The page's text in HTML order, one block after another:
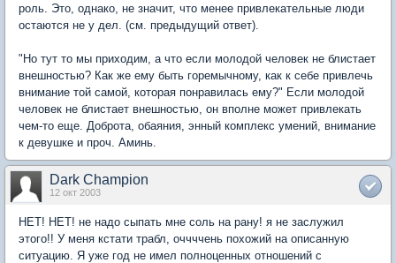
роль. Это, однако, не значит, что менее привлекательные люди
остаются не у дел. (см. предыдущий ответ).
"Но тут то мы приходим, а что если молодой человек не блистает
внешностью? Как же ему быть горемычному, как к себе привлечь
внимание той самой, которая понравилась ему?" Если молодой
человек не блистает внешностью, он вполне может привлекать
чем-то еще. Доброта, обаяния, энный комплекс умений, внимание
к девушке и проч. Аминь.
Dark Champion
12 окт 2003
НЕТ! НЕТ! не надо сыпать мне соль на рану! я не заслужил
этого!! У меня кстати трабл, оччччень похожий на описанную
ситуацию. Я уже год не имел полноценных отношений с